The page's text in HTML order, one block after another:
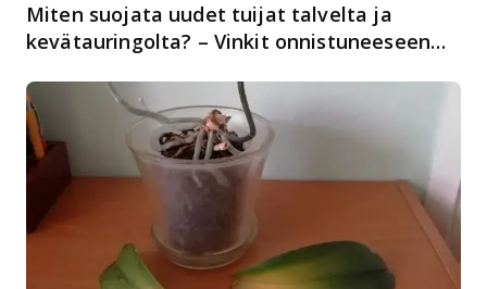
Miten suojata uudet tuijat talvelta ja
kevätauringolta? – Vinkit onnistuneeseen